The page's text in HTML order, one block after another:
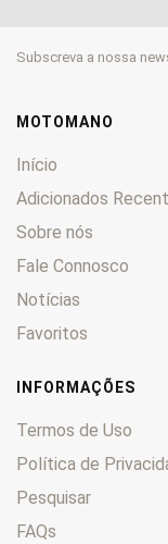
Ranger 0
Styriette
Subscreva a nossa
MOTOMANO
Início
Adicionados
Sobre nós
Fale Connosco
Notícias
Favoritos
INFORMAÇÕES
Termos de Uso
Política de
Pesquisar
FAQs